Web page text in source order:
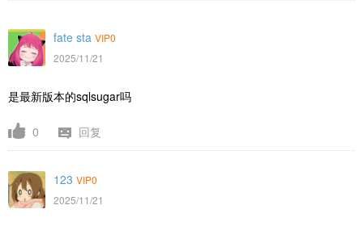
fate sta VIP0
2025/11/21
是最新版本的sqlsugar吗
0 回复
123 VIP0
2025/11/21